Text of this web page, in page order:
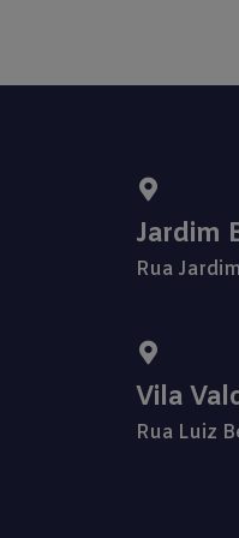
Jardim
Rua
Vila
Rua Luiz